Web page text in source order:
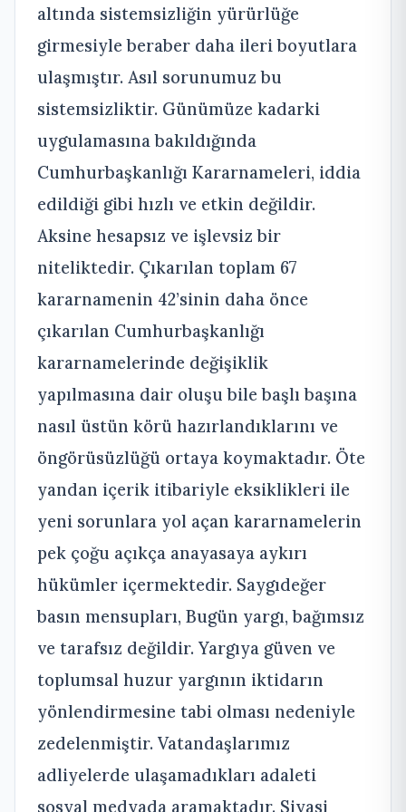
altında sistemsizliğin yürürlüğe
girmesiyle beraber daha ileri boyutlara
ulaşmıştır. Asıl sorunumuz bu
sistemsizliktir. Günümüze kadarki
uygulamasına bakıldığında
Cumhurbaşkanlığı Kararnameleri, iddia
edildiği gibi hızlı ve etkin değildir.
Aksine hesapsız ve işlevsiz bir
niteliktedir. Çıkarılan toplam 67
kararnamenin 42’sinin daha önce
çıkarılan Cumhurbaşkanlığı
kararnamelerinde değişiklik
yapılmasına dair oluşu bile başlı başına
nasıl üstün körü hazırlandıklarını ve
öngörüsüzlüğü ortaya koymaktadır. Öte
yandan içerik itibariyle eksiklikleri ile
yeni sorunlara yol açan kararnamelerin
pek çoğu açıkça anayasaya aykırı
hükümler içermektedir. Saygıdeğer
basın mensupları, Bugün yargı, bağımsız
ve tarafsız değildir. Yargıya güven ve
toplumsal huzur yargının iktidarın
yönlendirmesine tabi olması nedeniyle
zedelenmiştir. Vatandaşlarımız
adliyelerde ulaşamadıkları adaleti
sosyal medyada aramaktadır. Siyasi